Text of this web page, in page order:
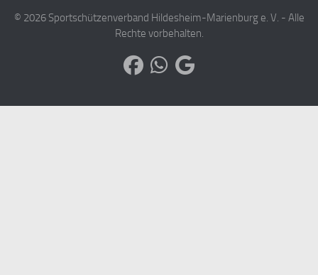
© 2026 Sportschützenverband Hildesheim-Marienburg e. V. - Alle
Rechte vorbehalten.